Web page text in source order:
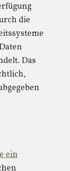
die
Das
ein